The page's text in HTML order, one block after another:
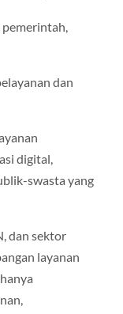
dan
digital,
swasta yang
dan sektor
layanan